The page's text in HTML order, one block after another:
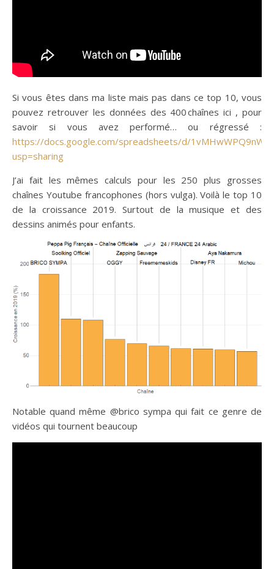
Si vous êtes dans ma liste mais pas dans ce top 10, vous
pouvez retrouver les données des 400 chaînes ici , pour
savoir si vous avez performé… ou régressé :
https://docs.google.com/spreadsheets/d/
usp=sharing
J’ai fait les mêmes calculs pour les 250 plus grosses
chaînes Youtube francophones (hors vulga). Voilà le top 10
de la croissance 2019. Surtout de la musique et des
dessins animés pour enfants.
Notable quand même @brico sympa qui fait ce genre de
vidéos qui tournent beaucoup